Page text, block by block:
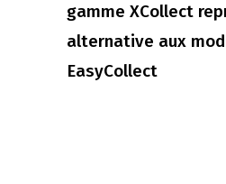
gamme XCollect
alternative aux
EasyCollect